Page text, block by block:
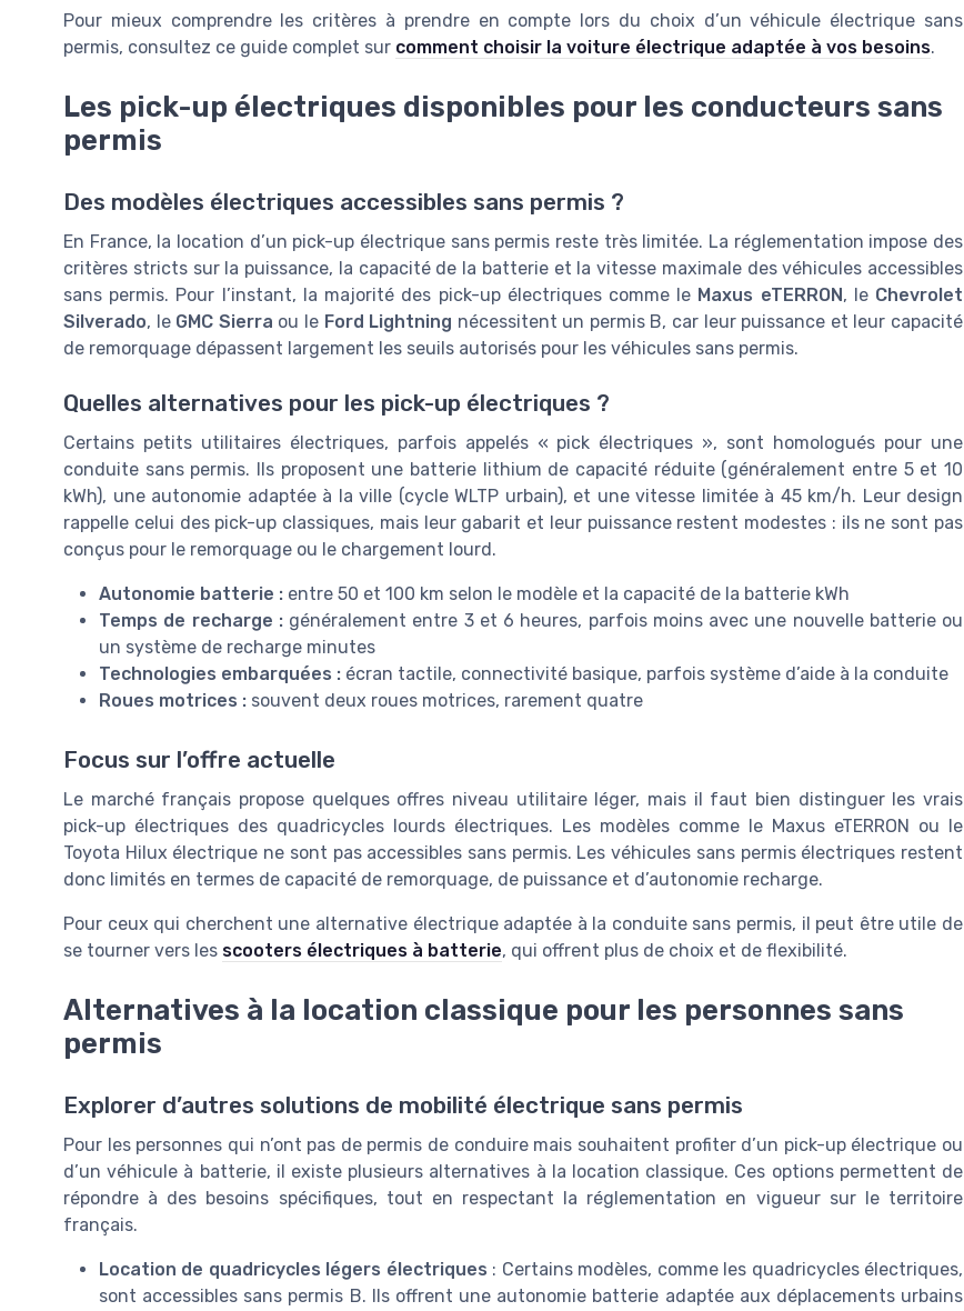
Pour mieux comprendre les critères à prendre en compte lors du choix d’un véhicule électrique sans
permis, consultez ce guide complet sur comment choisir la voiture électrique adaptée à vos besoins.
Les pick-up électriques disponibles pour les conducteurs sans
permis
Des modèles électriques accessibles sans permis ?
En France, la location d’un pick-up électrique sans permis reste très limitée. La réglementation impose des
critères stricts sur la puissance, la capacité de la batterie et la vitesse maximale des véhicules accessibles
sans permis. Pour l’instant, la majorité des pick-up électriques comme le Maxus eTERRON , le Chevrolet
Silverado, le GMC Sierra ou le Ford Lightning nécessitent un permis B, car leur puissance et leur capacité
de remorquage dépassent largement les seuils autorisés pour les véhicules sans permis.
Quelles alternatives pour les pick-up électriques ?
Certains petits utilitaires électriques, parfois appelés « pick électriques », sont homologués pour une
conduite sans permis. Ils proposent une batterie lithium de capacité réduite (généralement entre 5 et 10
kWh), une autonomie adaptée à la ville (cycle WLTP urbain), et une vitesse limitée à 45 km/h. Leur design
rappelle celui des pick-up classiques, mais leur gabarit et leur puissance restent modestes : ils ne sont pas
conçus pour le remorquage ou le chargement lourd.
Autonomie batterie : entre 50 et 100 km selon le modèle et la capacité de la batterie kWh
Temps de recharge :généralement entre 3 et 6 heures, parfois moins avec une nouvelle batterie ou
un système de recharge minutes
Technologies embarquées : écran tactile, connectivité basique, parfois système d’aide à la conduite
Roues motrices : souvent deux roues motrices, rarement quatre
Focus sur l’offre actuelle
Le marché français propose quelques offres niveau utilitaire léger, mais il faut bien distinguer les vrais
pick-up électriques des quadricycles lourds électriques. Les modèles comme le Maxus eTERRON ou le
Toyota Hilux électrique ne sont pas accessibles sans permis. Les véhicules sans permis électriques restent
donc limités en termes de capacité de remorquage, de puissance et d’autonomie recharge.
Pour ceux qui cherchent une alternative électrique adaptée à la conduite sans permis, il peut être utile de
se tourner vers les scooters électriques à batterie, qui offrent plus de choix et de flexibilité.
Alternatives à la location classique pour les personnes sans
permis
Explorer d’autres solutions de mobilité électrique sans permis
Pour les personnes qui n’ont pas de permis de conduire mais souhaitent profiter d’un pick-up électrique ou
d’un véhicule à batterie, il existe plusieurs alternatives à la location classique. Ces options permettent de
répondre à des besoins spécifiques, tout en respectant la réglementation en vigueur sur le territoire
français.
Location de quadricycles légers électriques : Certains modèles, comme les quadricycles électriques,
sont accessibles sans permis B. Ils offrent une autonomie batterie adaptée aux déplacements urbains